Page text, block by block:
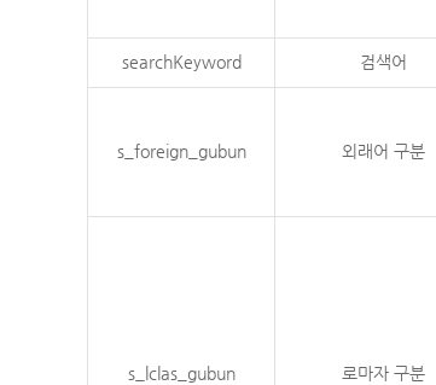
searchKeyword 검색어
s_foreign_gubun 외래어 구분
s_lclas_gubun 로마자 구분